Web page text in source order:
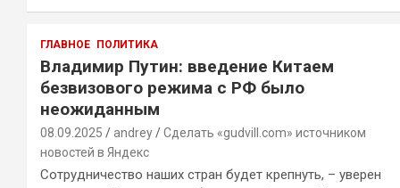
ГЛАВНОЕ ПОЛИТИКА
Владимир Путин: введение Китаем
безвизового режима с РФ было
неожиданным
08.09.2025 andrey
Сделать «gudvill.com» источником
новостей в Яндекс
Сотрудничество наших стран будет крепнуть, – уверен